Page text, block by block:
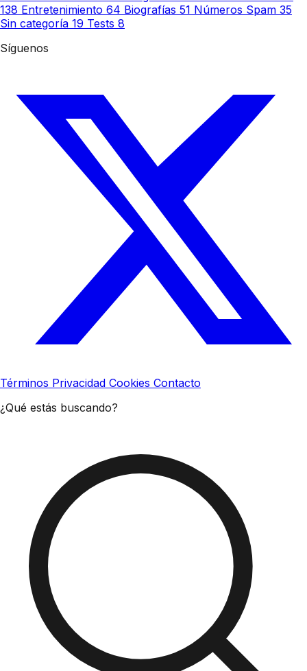
138 Entretenimiento 64 Biografías 51 Números Spam 35
Sin categoría 19 Tests 8
Síguenos
Términos Privacidad Cookies Contacto
¿Qué estás buscando?